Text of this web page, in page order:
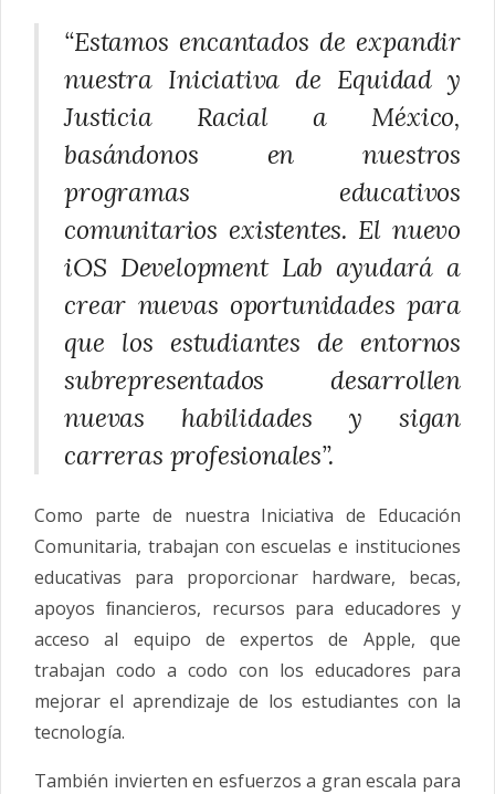
“Estamos encantados de expandir
nuestra Iniciativa de Equidad y
Justicia Racial a México,
basándonos en nuestros
programas educativos
comunitarios existentes. El nuevo
iOS Development Lab ayudará a
crear nuevas oportunidades para
que los estudiantes de entornos
subrepresentados desarrollen
nuevas habilidades y sigan
carreras profesionales”.
Como parte de nuestra Iniciativa de Educación
Comunitaria, trabajan con escuelas e instituciones
educativas para proporcionar hardware, becas,
apoyos ﬁnancieros, recursos para educadores y
acceso al equipo de expertos de Apple, que
trabajan codo a codo con los educadores para
mejorar el aprendizaje de los estudiantes con la
tecnología.
También invierten en esfuerzos a gran escala para